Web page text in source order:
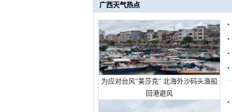
广西天气热点
为应对台风“美莎克” 北海外沙码头渔船
回港避风